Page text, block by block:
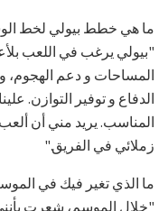
ما هي خطط بيولي لخط
"بيولي يرغب في اللعب
المساحات و دعم الهجوم،
الدفاع و توفير التوازن.
المناسب. يريد مني أن
زملائي في الفريق."
ما الذي تغير فيك في
"خلال الموسم، شعرت